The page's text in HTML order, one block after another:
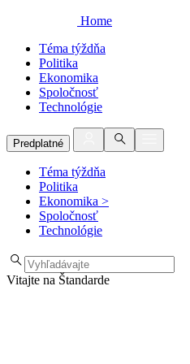
Home
Téma týždňa
Politika
Ekonomika
Spoločnosť
Technológie
Predplatné
Téma týždňa
Politika
Ekonomika >
Spoločnosť
Technológie
Vitajte na Štandarde